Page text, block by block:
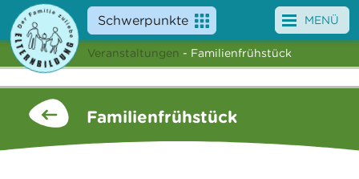
Schwerpunkte
Angebote
Veranstaltungen
MENÜ
Veranstaltungen - Familienfrühstück
Familienfrühstück